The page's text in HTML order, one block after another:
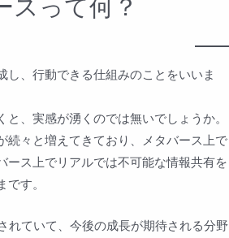
スって何？
し、行動できる仕組みのことをいいま
、実感が湧くのでは無いでしょうか。
続々と増えてきており、メタバース上で
ース上でリアルでは不可能な情報共有を
す。
れていて、今後の成長が期待される分野